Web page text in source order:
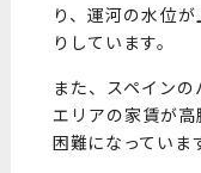
り、運河の水位
りしています。
また、スペイン
エリアの家賃が
困難になっていま